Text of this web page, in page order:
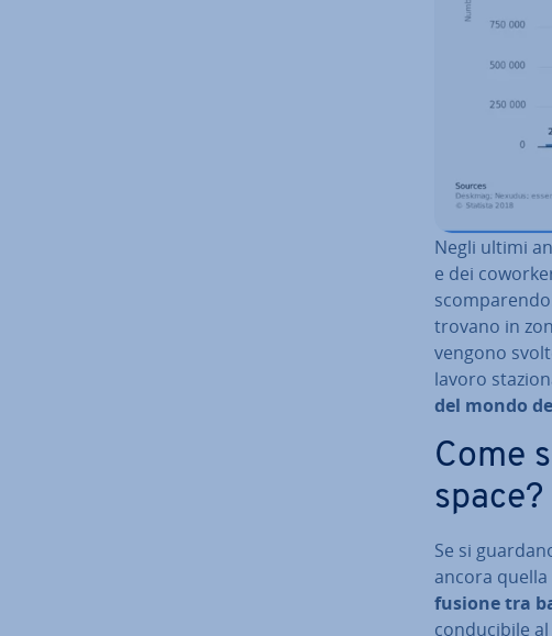
Negli ultimi
e dei
trovano in
vengono
lavoro
del mondo
Come
space?
Se si
ancora
fusione tra
con­du­ci­bi­le